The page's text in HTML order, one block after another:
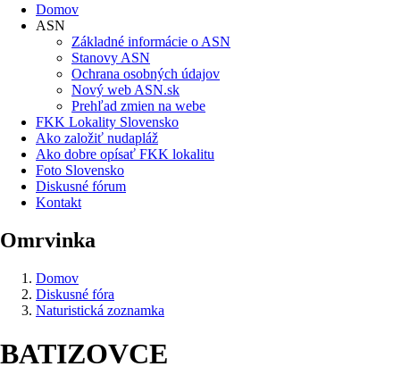
Domov
ASN
Základné informácie o ASN
Stanovy ASN
Ochrana osobných údajov
Nový web ASN.sk
Prehľad zmien na webe
FKK Lokality Slovensko
Ako založiť nudapláž
Ako dobre opísať FKK lokalitu
Foto Slovensko
Diskusné fórum
Kontakt
Omrvinka
Domov
Diskusné fóra
Naturistická zoznamka
BATIZOVCE